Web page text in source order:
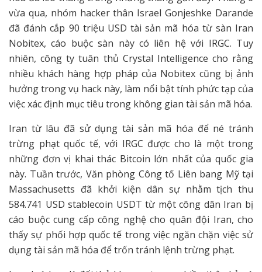
vừa qua, nhóm hacker thân Israel Gonjeshke Darande
đã đánh cắp 90 triệu USD tài sản mã hóa từ sàn Iran
Nobitex, cáo buộc sàn này có liên hệ với IRGC. Tuy
nhiên, công ty tuân thủ Crystal Intelligence cho rằng
nhiều khách hàng hợp pháp của Nobitex cũng bị ảnh
hưởng trong vụ hack này, làm nổi bật tính phức tạp của
việc xác định mục tiêu trong không gian tài sản mã hóa.
Iran từ lâu đã sử dụng tài sản mã hóa để né tránh
trừng phạt quốc tế, với IRGC được cho là một trong
những đơn vị khai thác Bitcoin lớn nhất của quốc gia
này. Tuần trước, Văn phòng Công tố Liên bang Mỹ tại
Massachusetts đã khởi kiện dân sự nhằm tịch thu
584.741 USD stablecoin USDT từ một công dân Iran bị
cáo buộc cung cấp công nghệ cho quân đội Iran, cho
thấy sự phối hợp quốc tế trong việc ngăn chặn việc sử
dụng tài sản mã hóa để trốn tránh lệnh trừng phạt.